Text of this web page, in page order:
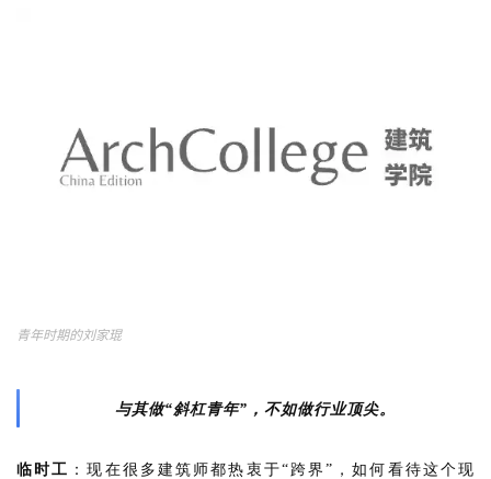
青年时期的刘家琨
与其做“斜杠青年”，不如做行业顶尖。
临时工 ：现在很多建筑师都热衷于“跨界”，如何看待这个现